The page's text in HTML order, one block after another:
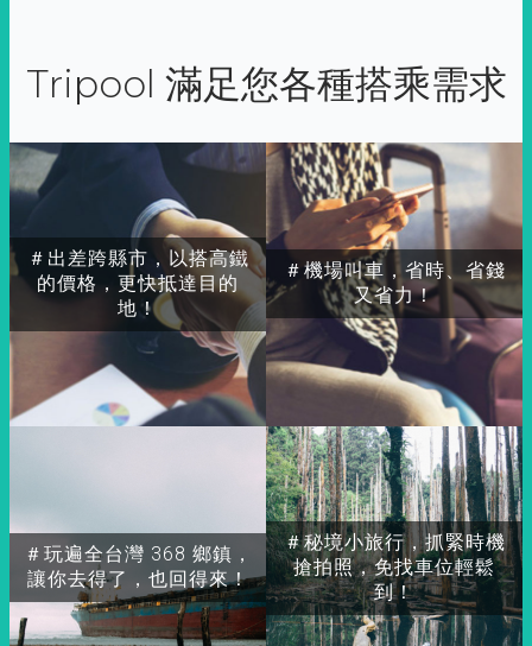
Tripool 滿足您各種搭乘需求
＃出差跨縣市，以搭高鐵
的價格，更快抵達目的
地！
＃玩遍全台灣 368 鄉鎮，
讓你去得了，也回得來！
＃秘境小旅行，抓緊時機
搶拍照，免找車位輕鬆
到！
＃機場叫車，省時、省錢
又省力！